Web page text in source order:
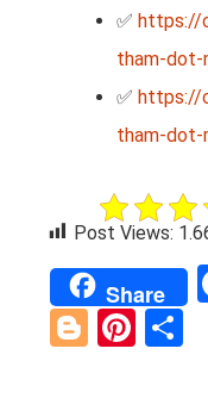
✅ https://
tham-dot-
✅ https://
tham-dot-
Post Views:
Share
Blogger